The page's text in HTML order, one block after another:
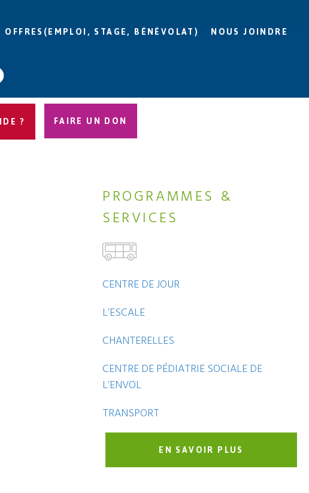
OFFRES(EMPLOI, STAGE, BÉNÉVOLAT) NOUS JOINDRE
? FAIRE UN DON
PROGRAMMES &
SERVICES
CENTRE DE JOUR
L’ESCALE
CHANTERELLES
CENTRE DE PÉDIATRIE SOCIALE DE
L’ENVOL
TRANSPORT
EN SAVOIR PLUS